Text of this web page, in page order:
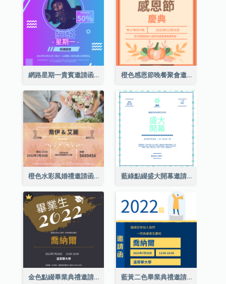
網路星期一貴賓邀請函 橙色感恩節晚餐聚會邀請函
橙色水彩風婚禮邀請函 藍綠點綴盛大開幕邀請函
金色點綴畢業典禮邀請函 藍黃二色畢業典禮邀請函